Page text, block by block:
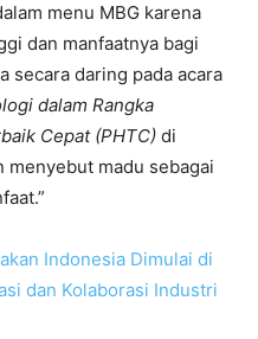
menu MBG karena
dan manfaatnya bagi
secara daring pada acara
dalam Rangka
Cepat (PHTC) di
menyebut madu sebagai
Indonesia Dimulai di
dan Kolaborasi Industri